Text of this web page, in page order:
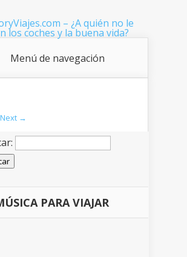
Menú de navegación
Next →
PARA VIAJAR